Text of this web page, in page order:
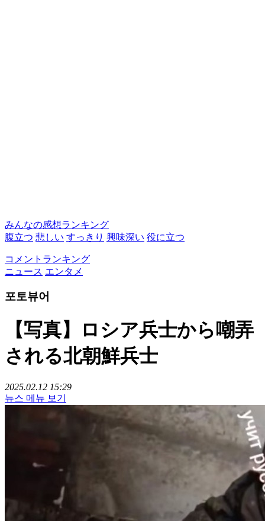
みんなの感想ランキング
腹立つ 悲しい すっきり 興味深い 役に立つ
コメントランキング
ニュース エンタメ
포토뷰어
【写真】ロシア兵士から嘲弄
される北朝鮮兵士
2025.02.12 15:29
뉴스 메뉴 보기